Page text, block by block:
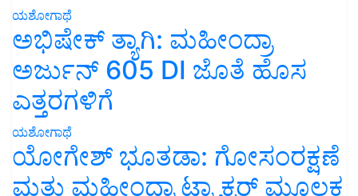
ಯಶೋಗಾಥೆ
ಅಭಿಷೇಕ್ ತ್ಯಾಗಿ: ಮಹೀಂದ್ರಾ
ಅರ್ಜುನ್ 605 DI ಜೊತೆ ಹೊಸ
ಎತ್ತರಗಳಿಗೆ
ಯಶೋಗಾಥೆ
ಯೋಗೇಶ್ ಭೂತಡಾ: ಗೋಸಂರಕ್ಷಣೆ
ಮತ್ತು ಮಹೀಂದ್ರಾ ಟ್ರ್ಯಾಕ್ಟರ್ ಮೂಲಕ